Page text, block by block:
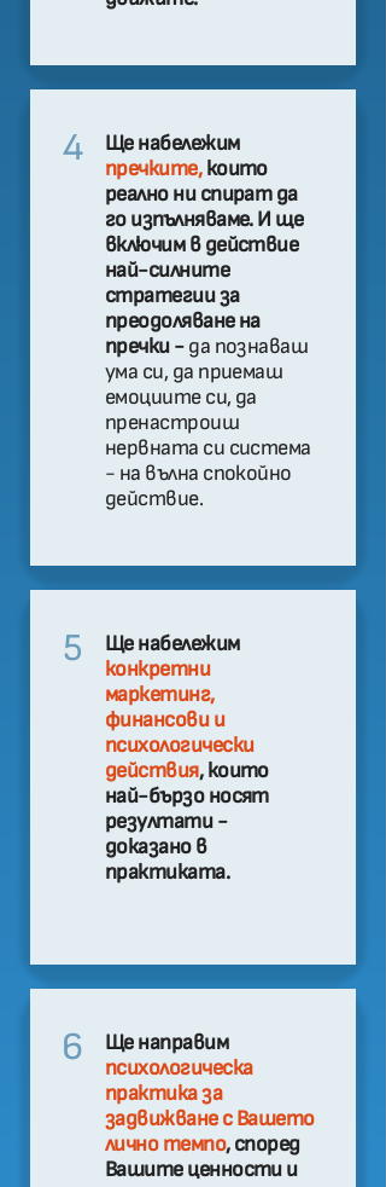
4
Ще набележим
пречките, които
реално ни спират да
го изпълняваме. И ще
включим в действие
най-силните
стратегии за
преодоляване на
пречки -да познаваш
ума си, да приемаш
емоциите си, да
пренастроиш
нервната си система
- на вълна спокойно
действие.
5
Ще набележим
конкретни
маркетинг,
финансови и
психологически
действия, които
най-бързо носят
резултати -
доказано в
практиката.
6
Ще направим
психологическа
практика за
задвижване с Вашето
лично темпо, според
Вашите ценности и